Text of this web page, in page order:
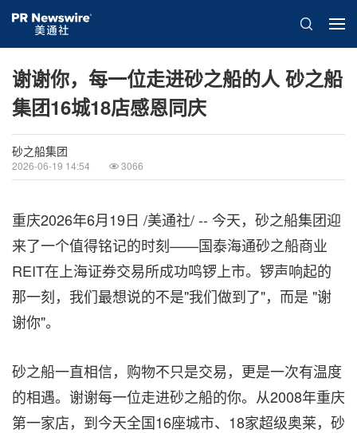
谢谢你，每一位走进砂之船的人 砂之船
集团16城18店感恩同庆
砂之船集团
2026-06-19 14:54 3066
重庆2026年6月19日 /美通社/ -- 今天，砂之船集团迎
来了一个值得铭记的时刻——国泰海通砂之船商业
REIT在上海证券交易所成功鸣锣上市。锣声响起的
那一刻，我们最想说的不是"我们做到了"，而是 "谢
谢你"。
砂之船一直相信，购物不只是交易，更是一次有温度
的相遇。谢谢每一位走进砂之船的你。从2008年重庆
第一家店，到今天全国16座城市、18家超级奥莱，砂